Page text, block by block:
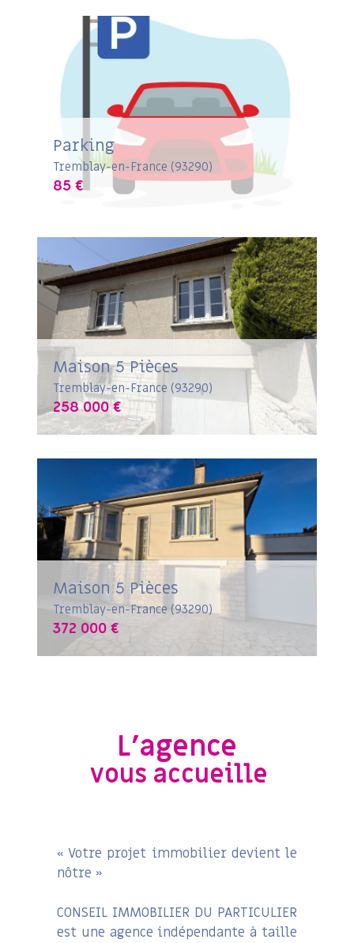
Parking
Tremblay-en-France (93290)
85 €
Maison 5 Pièces
Tremblay-en-France (93290)
258 000 €
Maison 5 Pièces
Tremblay-en-France (93290)
372 000 €
L'agence
vous accueille
« Votre projet immobilier devient le
nôtre »
CONSEIL IMMOBILIER DU PARTICULIER
est une agence indépendante à taille